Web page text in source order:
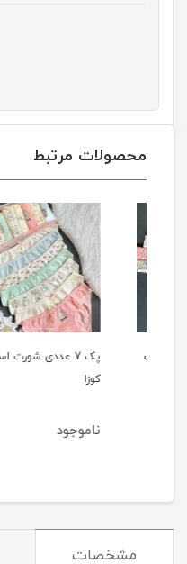
محصولات مرتبط
پک 7 عددی شورت اسلیپ
ناموجود
مشخصات